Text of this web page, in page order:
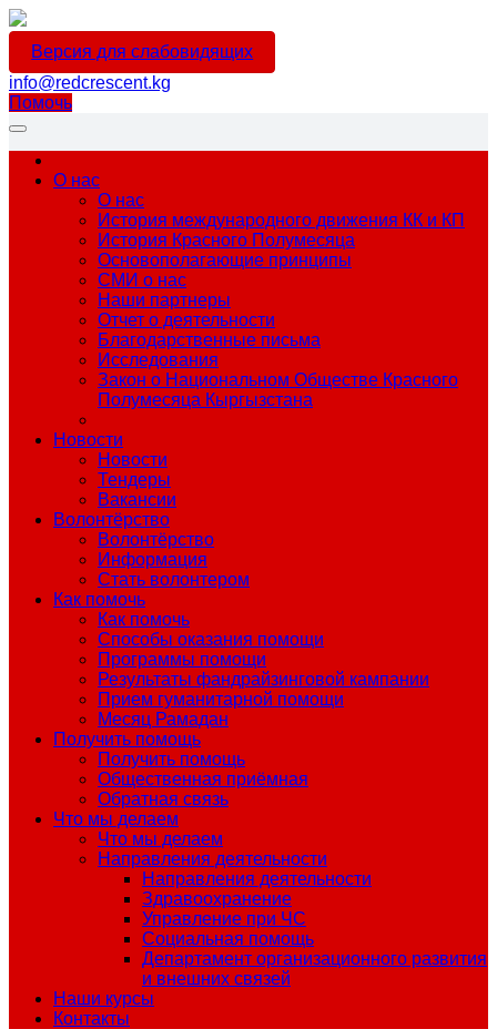
Версия для слабовидящих
info@redcrescent.kg
Помочь
О нас
О нас
История международного движения КК и КП
История Красного Полумесяца
Основополагающие принципы
СМИ о нас
Наши партнеры
Отчет о деятельности
Благодарственные письма
Исследования
Закон о Национальном Обществе Красного
Полумесяца Кыргызстана
Новости
Новости
Тендеры
Вакансии
Волонтёрство
Волонтёрство
Информация
Стать волонтером
Как помочь
Как помочь
Способы оказания помощи
Программы помощи
Результаты фандрайзинговой кампании
Прием гуманитарной помощи
Месяц Рамадан
Получить помощь
Получить помощь
Общественная приёмная
Обратная связь
Что мы делаем
Что мы делаем
Направления деятельности
Направления деятельности
Здравоохранение
Управление при ЧС
Социальная помощь
Департамент организационного развития
и внешних связей
Наши курсы
Контакты